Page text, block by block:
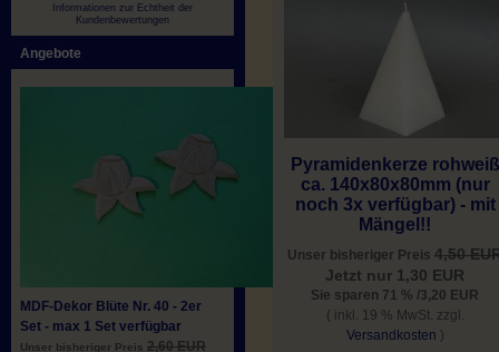
Informationen zur Echtheit der
Kundenbewertungen
Angebote
MDF-Dekor Blüte Nr. 40 - 2er
Set - max 1 Set verfügbar
Unser bisheriger Preis 2,60 EUR
Pyramidenkerze rohweiß
ca. 140x80x80mm (nur
noch 3x verfügbar) - mit
Mängel!!
Unser bisheriger Preis4,50
Jetzt nur 1,30 EUR
Sie sparen 71 % /3,20 EUR
( inkl. 19 % MwSt. zzgl.
Versandkosten )